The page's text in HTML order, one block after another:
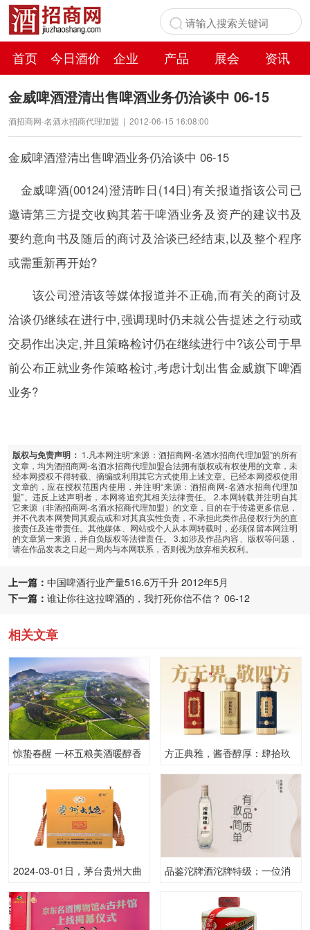
首页 今日酒价 企业 产品 展会
资讯
百科
金威啤酒澄清出售啤酒业务仍洽谈中 06-15
酒招商网-名酒水招商代理加盟 | 2012-06-15 16:08:00
金威啤酒澄清出售啤酒业务仍洽谈中 06-15
金威啤酒(00124)澄清昨日(14日)有关报道指该公司已
邀请第三方提交收购其若干啤酒业务及资产的建议书及
要约意向书及随后的商讨及洽谈已经结束,以及整个程序
或需重新再开始?
该公司澄清该等媒体报道并不正确,而有关的商讨及
洽谈仍继续在进行中,强调现时仍未就公告提述之行动或
交易作出决定,并且策略检讨仍在继续进行中?该公司于早
前公布正就业务作策略检讨,考虑计划出售金威旗下啤酒
业务?
版权与免责声明： 1.凡本网注明“来源：酒招商网-名酒水招商代理加盟”的所有
文章，均为酒招商网-名酒水招商代理加盟合法拥有版权或有权使用的文章，未
经本网授权不得转载、摘编或利用其它方式使用上述文章。已经本网授权使用
文章的，应在授权范围内使用，并注明“来源：酒招商网-名酒水招商代理加
盟”。违反上述声明者，本网将追究其相关法律责任。 2.本网转载并注明自其
它来源（非酒招商网-名酒水招商代理加盟）的文章，目的在于传递更多信息，
并不代表本网赞同其观点或和对其真实性负责，不承担此类作品侵权行为的直
接责任及连带责任。其他媒体、网站或个人从本网转载时，必须保留本网注明
的文章第一来源，并自负版权等法律责任。 3.如涉及作品内容、版权等问题，
请在作品发表之日起一周内与本网联系，否则视为放弃相关权利。
上一篇： 中国啤酒行业产量516.6万千升 2012年5月
下一篇： 谁让你往这拉啤酒的，我打死你信不信？ 06-12
相关文章
惊蛰春醒 一杯五粮美酒暖醇香
方正典雅，酱香醇厚：肆拾玖
坊敬四方系列酒的独特魅力
2024-03-01日，茅台贵州大曲
的价格是多少呢？
品鉴沱牌酒沱牌特级：一位消